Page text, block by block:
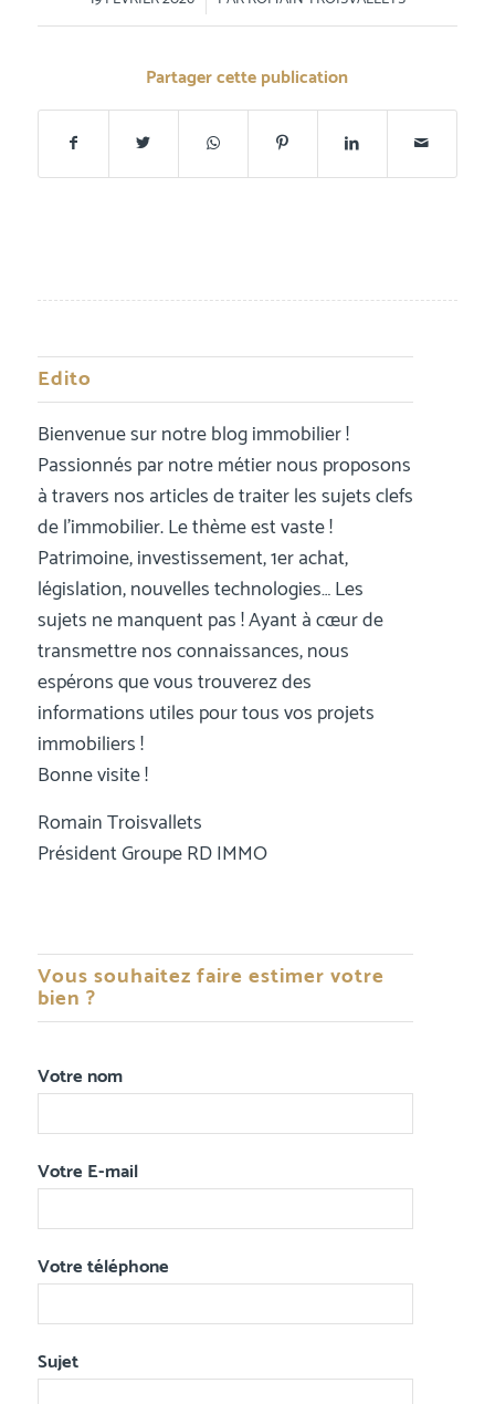
Partager cette publication
Edito
Bienvenue sur notre blog immobilier !
Passionnés par notre métier nous proposons
à travers nos articles de traiter les sujets clefs
de l’immobilier. Le thème est vaste !
Patrimoine, investissement, 1er achat,
législation, nouvelles technologies… Les
sujets ne manquent pas ! Ayant à cœur de
transmettre nos connaissances, nous
espérons que vous trouverez des
informations utiles pour tous vos projets
immobiliers !
Bonne visite !
Romain Troisvallets
Président Groupe RD IMMO
Vous souhaitez faire estimer votre
bien ?
Votre nom
Votre E-mail
Votre téléphone
Sujet